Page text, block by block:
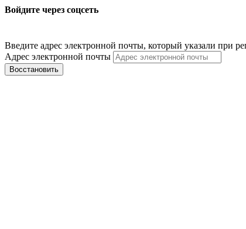
Войдите через соцсеть
Введите адрес электронной почты, который указали при
Адрес электронной почты